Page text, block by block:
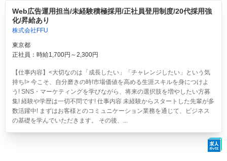
Web広告運用担当/未経験積極採用/正社員登用制度/20代採用強
化/昇給あり
株式会社FFU
東京都
正社員：時給1,700円～2,300円
【仕事内容】<大切なのは「成長したい」「チャレンジしたい」という気
持ち!> 今こそ、自分磨きの時!市場価値を高める生涯スキルを身につけよ
う! SNS・マーケティングを学びながら、将来の選択肢を増やしたい方募
集! 経験や学歴は一切不問です! 仕事内容 未経験からスタートした先輩が多
数活躍中! まずはお客様とのコミュニケーション業務を通じて、ビジネス
の基礎を学んでいただきます。 その後、...